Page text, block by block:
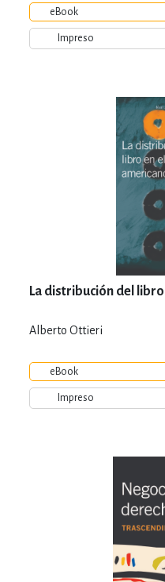
eBook
Impreso
La distribución del
Alberto Ottieri
eBook
Impreso